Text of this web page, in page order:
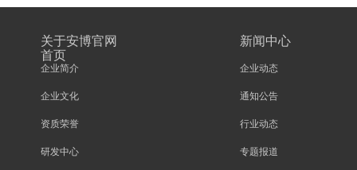
关于安博官网
首页
企业简介
企业文化
资质荣誉
研发中心
新闻中心
企业动态
通知公告
行业动态
专题报道